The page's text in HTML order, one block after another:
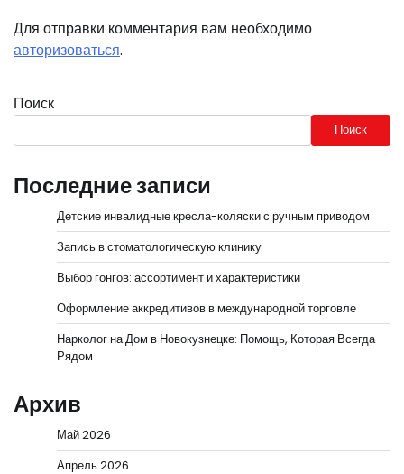
Для отправки комментария вам необходимо
авторизоваться.
Поиск
Поиск
Последние записи
Детские инвалидные кресла-коляски с ручным приводом
Запись в стоматологическую клинику
Выбор гонгов: ассортимент и характеристики
Оформление аккредитивов в международной торговле
Нарколог на Дом в Новокузнецке: Помощь, Которая Всегда
Рядом
Архив
Май 2026
Апрель 2026